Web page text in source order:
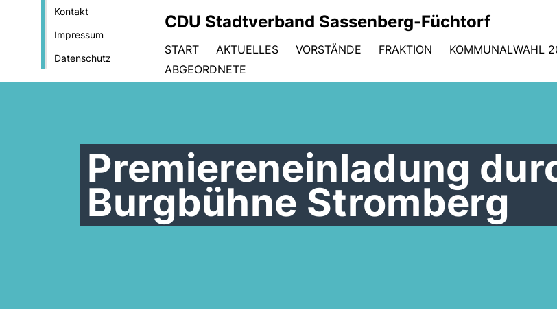
Kontakt
Impressum
Datenschutz
CDU Stadtverband Sassenberg-Füchtorf
START AKTUELLES VORSTÄNDE FRAKTION KOMMUNALWAHL
ABGEORDNETE
Premiereneinladung
Burgbühne Stromberg